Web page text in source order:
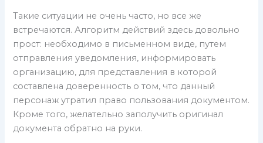
Такие ситуации не очень часто, но все же
встречаются. Алгоритм действий здесь довольно
прост: необходимо в письменном виде, путем
отправления уведомления, информировать
организацию, для представления в которой
составлена доверенность о том, что данный
персонаж утратил право пользования документом.
Кроме того, желательно заполучить оригинал
документа обратно на руки.